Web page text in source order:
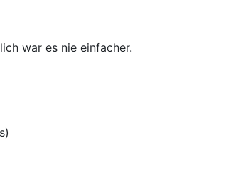
war es nie einfacher.